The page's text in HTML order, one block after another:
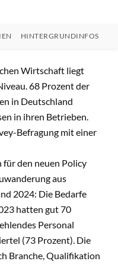
HINTERGRUNDINFOS
Wirtschaft liegt
68 Prozent der
in Deutschland
in ihren Betrieben.
Befragung mit einer
den neuen Policy
aus
2024: Die Bedarfe
hatten gut 70
Personal
(73 Prozent). Die
Branche, Qualifikation